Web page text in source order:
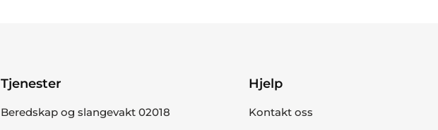
Tjenester
Beredskap og slangevakt 02018
Hjelp
Kontakt oss